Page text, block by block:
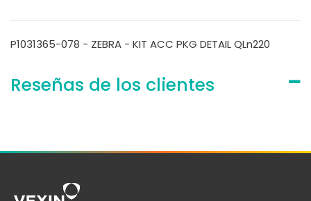
P1031365-078 - ZEBRA - KIT ACC PKG DETAIL QLn220
Reseñas de los clientes